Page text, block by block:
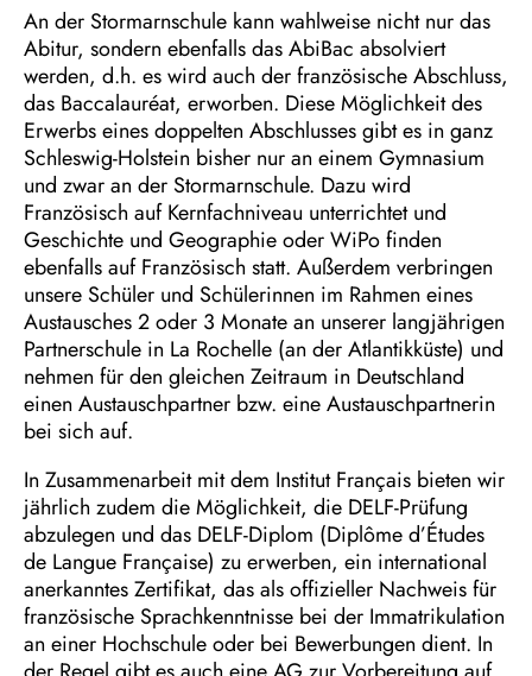
An der Stormarnschule kann wahlweise nicht nur das
Abitur, sondern ebenfalls das AbiBac absolviert
werden, d.h. es wird auch der französische Abschluss,
das Baccalauréat, erworben. Diese Möglichkeit des
Erwerbs eines doppelten Abschlusses gibt es in ganz
Schleswig-Holstein bisher nur an einem Gymnasium
und zwar an der Stormarnschule. Dazu wird
Französisch auf Kernfachniveau unterrichtet und
Geschichte und Geographie oder WiPo finden
ebenfalls auf Französisch statt. Außerdem verbringen
unsere Schüler und Schülerinnen im Rahmen eines
Austausches 2 oder 3 Monate an unserer langjährigen
Partnerschule in La Rochelle (an der Atlantikküste) und
nehmen für den gleichen Zeitraum in Deutschland
einen Austauschpartner bzw. eine Austauschpartnerin
bei sich auf.
In Zusammenarbeit mit dem Institut Français bieten wir
jährlich zudem die Möglichkeit, die DELF-Prüfung
abzulegen und das DELF-Diplom (Diplôme d’Études
de Langue Française) zu erwerben, ein international
anerkanntes Zertifikat, das als offizieller Nachweis für
französische Sprachkenntnisse bei der Immatrikulation
an einer Hochschule oder bei Bewerbungen dient. In